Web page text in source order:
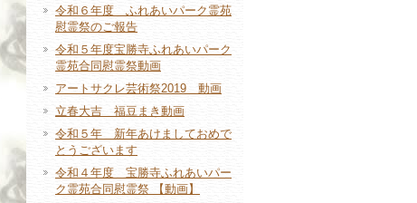
令和６年度 ふれあいパーク霊苑
慰霊祭のご報告
令和５年度宝勝寺ふれあいパーク
霊苑合同慰霊祭動画
アートサクレ芸術祭2019 動画
立春大吉 福豆まき動画
令和５年 新年あけましておめで
とうございます
令和４年度 宝勝寺ふれあいパー
ク霊苑合同慰霊祭 【動画】